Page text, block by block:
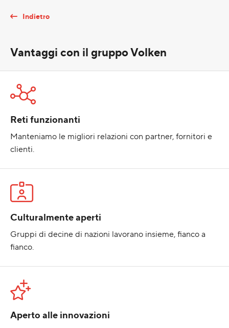
Indietro
Vantaggi con il gruppo Volken
Reti funzionanti
Manteniamo le migliori relazioni con partner, fornitori e
clienti.
Culturalmente aperti
Gruppi di decine di nazioni lavorano insieme, fianco a
fianco.
Aperto alle innovazioni